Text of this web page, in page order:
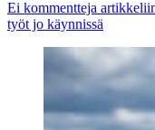
Ei kommentteja
työt jo käynnissä